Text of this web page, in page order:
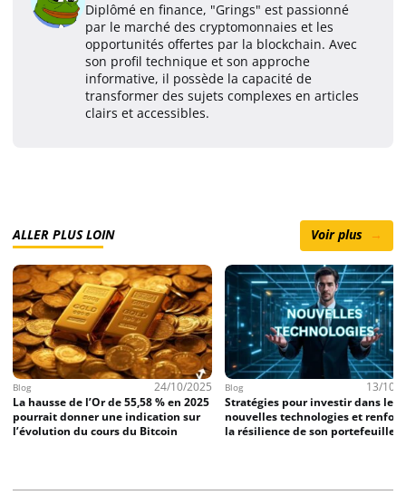
Diplômé en finance, "Grings" est passionné
par le marché des cryptomonnaies et les
opportunités offertes par la blockchain. Avec
son profil technique et son approche
informative, il possède la capacité de
transformer des sujets complexes en articles
clairs et accessibles.
ALLER PLUS LOIN Voir plus →
Blog
24/10/2025
La hausse de l’Or de 55,58 % en 2025
pourrait donner une indication sur
l’évolution du cours du Bitcoin
Blog
13/10/
Stratégies pour investir dans les
nouvelles technologies et
la résilience de son portefeuille